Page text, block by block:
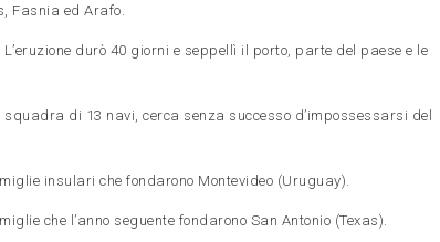
Fasnia edArafo.
L’eruzione durò 40 giorni e seppellì il porto, parte del paese e le
di 13 navi, cerca senza successo d’impossessarsi del
insulari che fondarono Montevideo (Uruguay).
che l’anno seguente fondarono San Antonio (Texas).